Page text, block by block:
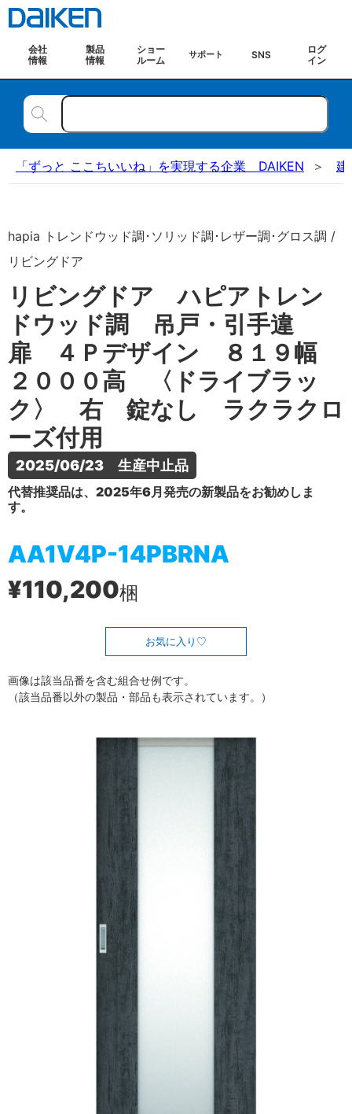
会社
情報
製品
情報
ショー
ルーム
サポート SNS
ログ
イン
「ずっと ここちいいね」を実現する企業 DAIKEN 建
hapia トレンドウッド調･ソリッド調･レザー調･グロス調 /
リビングドア
リビングドア ハピアトレン
ドウッド調 吊戸・引手違
扉 ４Ｐデザイン ８１９幅
２０００高 〈ドライブラッ
ク〉 右 錠なし ラクラクロ
ーズ付用
2025/06/23　生産中止品
代替推奨品は、2025年6月発売の新製品をお勧めしま
す。
AA1V4P-14PBRNA
¥110,200梱
お気に入り
画像は該当品番を含む組合せ例です。
（該当品番以外の製品・部品も表示されています。）